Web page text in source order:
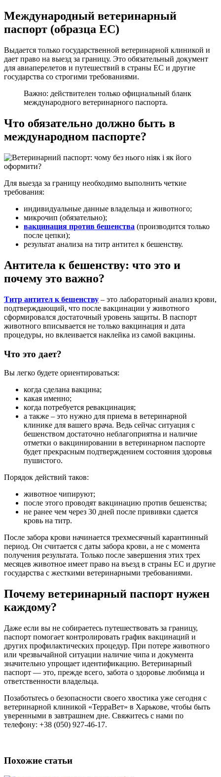
Международный ветеринарный
паспорт (образца ЕС)
Выдается только государственной ветеринарной клиникой и
дает право на выезд за границу. Это обязательный документ
для авиаперелетов и путешествий в страны ЕС и другие
государства со строгими требованиями.
Важно: действителен только официальный бланк
международного ветеринарного паспорта.
Что обязательно должно быть в
международном паспорте?
Для выезда за границу необходимо выполнить четкие
требования:
индивидуальные данные владельца и животного;
микрочип (обязательно);
вакцинация против бешенства (производится только
после цепки);
результат анализа на титр антител к бешенству.
Антитела к бешенству: что это и
почему это важно?
Титр антител к бешенству – это лабораторный анализ крови,
подтверждающий, что после вакцинации у животного
сформировался достаточный уровень защиты. В паспорт
животного вписывается не только вакцинация и дата
процедуры, но вклеивается наклейка из самой вакцины.
Что это дает?
Вы легко будете ориентироваться:
когда сделана вакцина;
какая именно;
когда потребуется ревакцинация;
а также – это нужно для приема в ветеринарной
клинике для вашего врача. Ведь сейчас ситуация с
бешенством достаточно неблагоприятна и наличие
отметки о вакцинировании в ветеринарном паспорте
будет прекрасным подтверждением состояния здоровья
пушистого.
Порядок действий таков:
животное чипируют;
после этого проводят вакцинацию против бешенства;
не ранее чем через 30 дней после прививки сдается
кровь на титр.
После забора крови начинается трехмесячный карантинный
период. Он считается с даты забора крови, а не с момента
получения результата. Только после завершения этих трех
месяцев животное имеет право на въезд в страны ЕС и другие
государства с жесткими ветеринарными требованиями.
Почему ветеринарный паспорт нужен
каждому?
Даже если вы не собираетесь путешествовать за границу,
паспорт помогает контролировать график вакцинаций и
других профилактических процедур. При потере животного
или чрезвычайной ситуации наличие чипа и документа
значительно упрощает идентификацию. Ветеринарный
паспорт — это, прежде всего, забота о здоровье любимца и
ответственности владельца.
Позаботьтесь о безопасности своего хвостика уже сегодня с
ветеринарной клиникой «ТерраВет» в Харькове, чтобы быть
уверенными в завтрашнем дне. Свяжитесь с нами по
телефону: +38 (050) 927-46-17.
Похожие статьи